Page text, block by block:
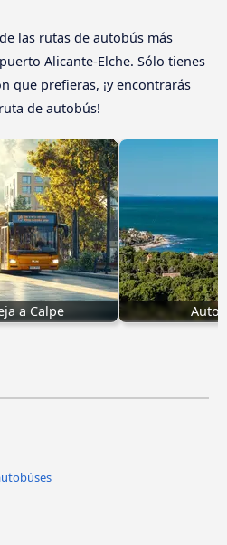
las rutas de autobús más
Alicante-Elche. Sólo tienes
que prefieras, ¡y encontrarás
de autobús!
a Calpe